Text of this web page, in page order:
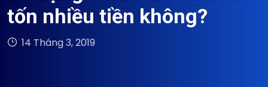
tốn nhiều tiền không?
14 Tháng 3, 2019